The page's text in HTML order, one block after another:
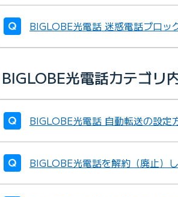
BIGLOBE光電話 迷惑電話ブロッ
BIGLOBE光電話カテゴリ
BIGLOBE光電話 自動転送の設定
BIGLOBE光電話を解約（廃止）